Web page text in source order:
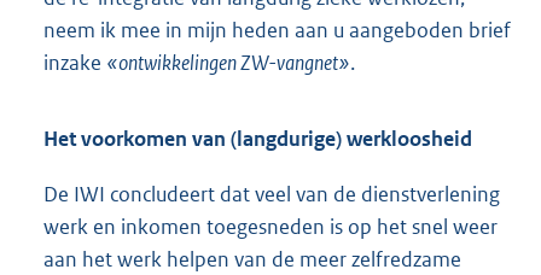
neem ik mee in mijn heden aan u aangeboden brief
inzake «ontwikkelingen ZW-vangnet».
Het voorkomen van (langdurige) werkloosheid
De IWI concludeert dat veel van de dienstverlening
werk en inkomen toegesneden is op het snel weer
aan het werk helpen van de meer zelfredzame